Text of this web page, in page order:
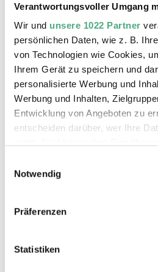
Verantwortungsvoller Umgang
Wir und unsere 1022 Partner
persönlichen Daten, wie z. B.
von Technologien wie Cookies,
Ihrem Gerät zu speichern und
personalisierte Werbung und
Werbung und Inhalten,
Entwicklung von Angeboten zu
entscheiden darüber, wer Ihre
Trigger Symbol ändern oder
Informationen über Ihre
Ihr Gerät durch aktives
Notwendig
Präferenzen
Statistiken
Familie oder durch Freunde
Völklinger Hütte haben oder
Saarland, Deutschland oder
nachzusehen, ob sie auf
Keller oder Wohnzimmer
persönliche Gegenstände
die vom Leben mit, in und
Hütte erzählen.